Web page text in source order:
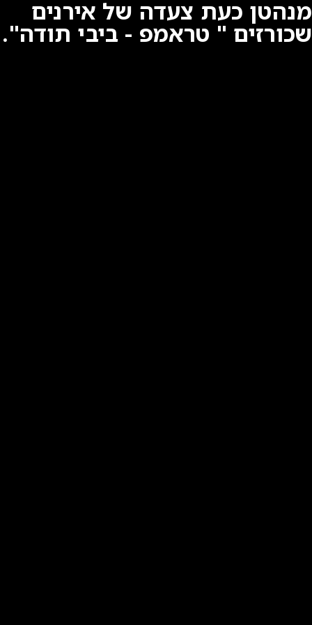
מנהטן כעת צעדה של אירנים
שכורזים " טראמפ - ביבי תודה".